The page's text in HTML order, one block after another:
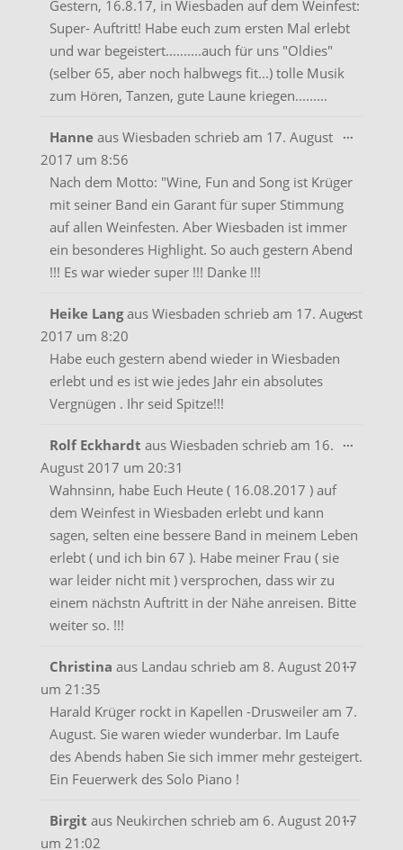
Gestern, 16.8.17, in Wiesbaden auf dem Weinfest:
Super- Auftritt! Habe euch zum ersten Mal erlebt
und war begeistert..........auch für uns "Oldies"
(selber 65, aber noch halbwegs fit...) tolle Musik
zum Hören, Tanzen, gute Laune kriegen.........
Hanne aus Wiesbaden schrieb am 17. August
2017 um 8:56
Nach dem Motto: "Wine, Fun and Song ist Krüger
mit seiner Band ein Garant für super Stimmung
auf allen Weinfesten. Aber Wiesbaden ist immer
ein besonderes Highlight. So auch gestern Abend
!!! Es war wieder super !!! Danke !!!
...
Heike Langaus Wiesbaden schrieb am 17. August
2017 um 8:20
Habe euch gestern abend wieder in Wiesbaden
erlebt und es ist wie jedes Jahr ein absolutes
Vergnügen . Ihr seid Spitze!!!
...Diese
Rolf Eckhardt aus Wiesbaden schrieb am 16.
August 2017 um 20:31
Wahnsinn, habe Euch Heute ( 16.08.2017 ) auf
dem Weinfest in Wiesbaden erlebt und kann
sagen, selten eine bessere Band in meinem Leben
erlebt ( und ich bin 67 ). Habe meiner Frau ( sie
war leider nicht mit ) versprochen, dass wir zu
einem nächstn Auftritt in der Nähe anreisen. Bitte
weiter so. !!!
...
Christina aus Landau schrieb am 8. August 2017
um 21:35
Harald Krüger rockt in Kapellen -Drusweiler am 7.
August. Sie waren wieder wunderbar. Im Laufe
des Abends haben Sie sich immer mehr gesteigert.
Ein Feuerwerk des Solo Piano !
...Diese
Birgit aus Neukirchen schrieb am 6. August 2017
um 21:02
...Diese